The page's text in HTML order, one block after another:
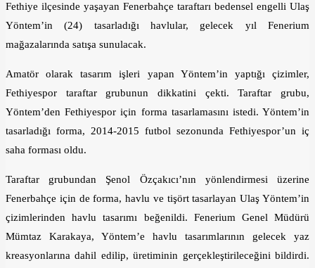
Fethiye ilçesinde yaşayan Fenerbahçe taraftarı bedensel engelli Ulaş
Yöntem’in (24) tasarladığı havlular, gelecek yıl Fenerium
mağazalarında satışa sunulacak.
Amatör olarak tasarım işleri yapan Yöntem’in yaptığı çizimler,
Fethiyespor taraftar grubunun dikkatini çekti. Taraftar grubu,
Yöntem’den Fethiyespor için forma tasarlamasını istedi. Yöntem’in
tasarladığı forma, 2014-2015 futbol sezonunda Fethiyespor’un iç
saha forması oldu.
Taraftar grubundan Şenol Özçakıcı’nın yönlendirmesi üzerine
Fenerbahçe için de forma, havlu ve tişört tasarlayan Ulaş Yöntem’in
çizimlerinden havlu tasarımı beğenildi. Fenerium Genel Müdürü
Mümtaz Karakaya, Yöntem’e havlu tasarımlarının gelecek yaz
kreasyonlarına dahil edilip, üretiminin gerçekleştirileceğini bildirdi.